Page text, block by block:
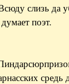
да
поэт.
средь